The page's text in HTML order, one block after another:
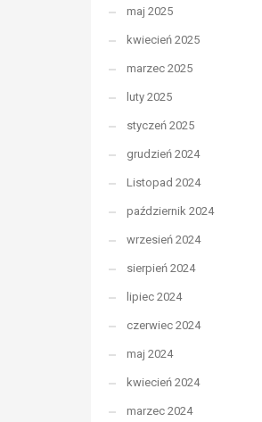
maj 2025
kwiecień 2025
marzec 2025
luty 2025
styczeń 2025
grudzień 2024
Listopad 2024
październik 2024
wrzesień 2024
sierpień 2024
lipiec 2024
czerwiec 2024
maj 2024
kwiecień 2024
marzec 2024